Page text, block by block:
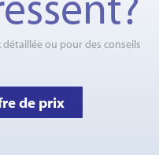
ou pour des conseils
de prix